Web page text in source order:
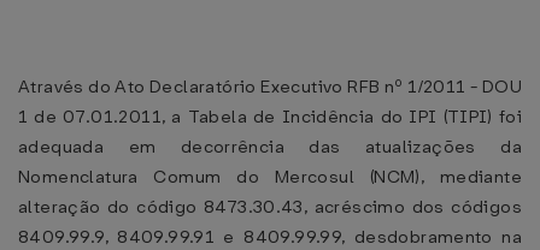
Através do Ato Declaratório Executivo RFB nº 1/2011 - DOU
1 de 07.01.2011, a Tabela de Incidência do IPI (TIPI) foi
adequada em decorrência das atualizações da
Nomenclatura Comum do Mercosul (NCM), mediante
alteração do código 8473.30.43, acréscimo dos códigos
8409.99.9, 8409.99.91 e 8409.99.99, desdobramento na